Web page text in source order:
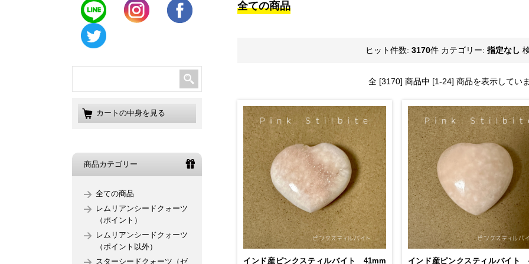
全ての商品
ヒット件数: 3170件 カテゴリー: 指定なし
全 [3170] 商品中 [1-24] 商品を表示してい
インド産ピンクスティルバイト 41mm インド産ピンクスティルバイト
カートの中身を見る
商品カテゴリー
全ての商品
レムリアンシードクォーツ
（ポイント）
レムリアンシードクォーツ
（ポイント以外）
スターシードクォーツ（ゼ